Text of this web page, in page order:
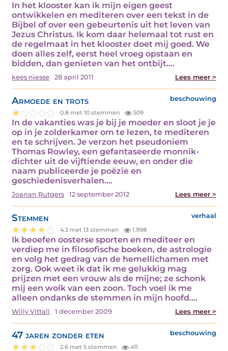
In het klooster kan ik mijn eigen geest
ontwikkelen en mediteren over een tekst in de
Bijbel of over een gebeurtenis uit het leven van
Jezus Christus. Ik kom daar helemaal tot rust en
de regelmaat in het klooster doet mij goed. We
doen alles zelf, eerst heel vroeg opstaan en
bidden, dan genieten van het ontbijt.…
kees niesse 28 april 2011 Lees meer >
Armoede en trots beschouwing
0.8 met 10 stemmen 509
In de vakanties was je bij je moeder en sloot je je
op in je zolderkamer om te lezen, te mediteren
en te schrijven. Je verzon het pseudoniem
Thomas Rowley, een gefantaseerde monnik-
dichter uit de vijftiende eeuw, en onder die
naam publiceerde je poëzie en
geschiedenisverhalen.…
Joanan Rutgers 12 september 2012 Lees meer >
Stemmen verhaal
4.2 met 13 stemmen 1.998
Ik beoefen oosterse sporten en mediteer en
verdiep me in filosofische boeken, de astrologie
en volg het gedrag van de hemellichamen met
zorg. Ook weet ik dat ik me gelukkig mag
prijzen met een vrouw als de mijne; ze schonk
mij een wolk van een zoon. Toch voel ik me
alleen ondanks de stemmen in mijn hoofd.…
Willy Vittali 1 december 2009 Lees meer >
47 jaren zonder eten beschouwing
2.6 met 5 stemmen 411